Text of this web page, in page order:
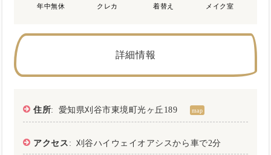
年中無休 クレカ 着替え メイク室
詳細情報
住所: 愛知県刈谷市東境町光ヶ丘189 map
アクセス : 刈谷ハイウェイオアシスから車で2分